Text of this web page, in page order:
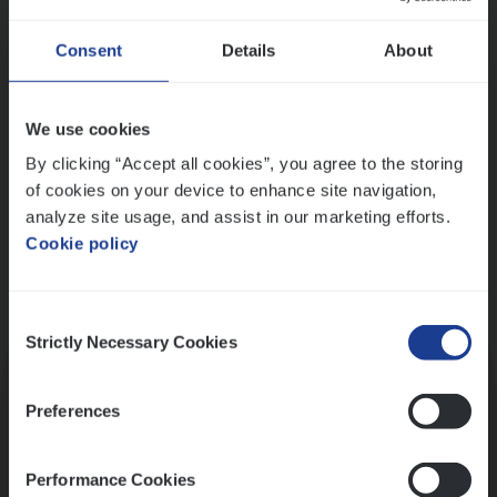
Consent Details About
We use cookies
By clicking “Accept all cookies”, you agree to the storing
of cookies on your device to enhance site navigation,
analyze site usage, and assist in our marketing efforts.
Cookie policy
Selection
Strictly Necessary Cookies
Preferences
Performance Cookies
Ons sollicitatieproces